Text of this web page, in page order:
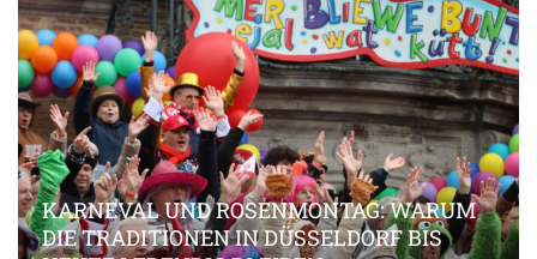
KARNEVAL UND ROSENMONTAG: WARUM
DIE TRADITIONEN IN DÜSSELDORF BIS